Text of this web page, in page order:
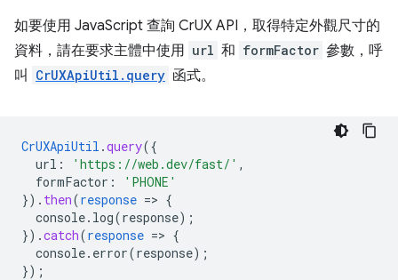
如要使用 JavaScript 查詢 CrUX API，取得特定外觀尺寸的
資料，請在要求主體中使用 url 和 formFactor 參數，呼
叫
CrUXApiUtil.query 函式。
CrUXApiUtil .query({
url : 'https://web.dev/fast/' ,
formFactor :
'PHONE'
}) . then(response => {
console.log(response) ;
}) .catch(response => {
console.error(response) ;
});